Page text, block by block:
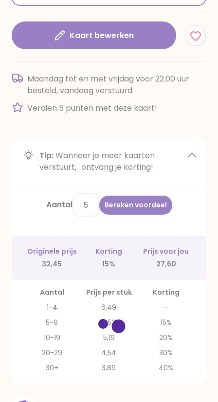
Kaart bewerken
Maandag tot en met vrijdag voor 22.00 uur
besteld, vandaag verstuurd.
Verdien 5 punten met deze kaart!
Tip:Wanneer je meer kaarten
verstuurt, ontvang je korting!
Aantal Bereken voordeel
Originele prijs Korting
Prijs voor jou
32,45
15% 27,60
Aantal Prijs per stuk
Korting
1-4
6,49
-
5-9
5,52
15%
10-19
5,19
20%
20-29
4,54
30%
30+
3,89 40%